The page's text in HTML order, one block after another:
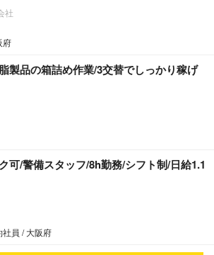
社
府
製品の箱詰め作業/3交替でしっかり稼げ
可/警備スタッフ/8h勤務/シフト制/日給1.1
員 / 大阪府